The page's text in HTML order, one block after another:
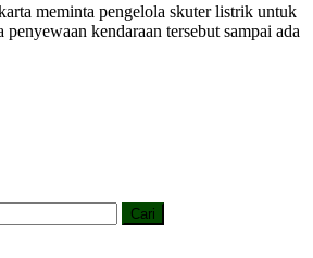
meminta pengelola skuter listrik untuk
penyewaan kendaraan tersebut sampai ada